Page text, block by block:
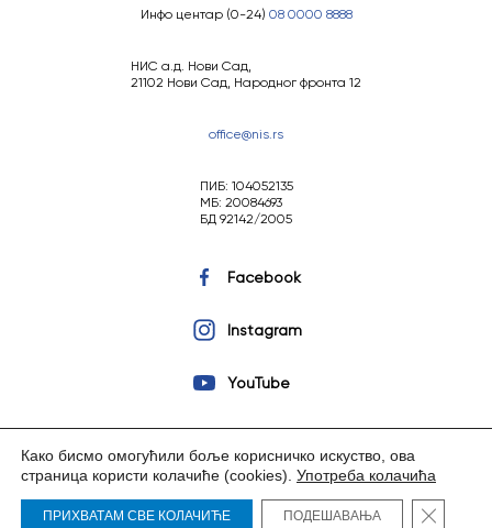
Инфо центар (0-24) 08 0000 8888
НИС а.д. Нови Сад,
21102 Нови Сад, Народног фронта 12
office@nis.rs
ПИБ: 104052135
МБ: 20084693
БД 92142/2005
Facebook
Instagram
YouTube
Copyright © 2023 НИС а.д. Нови Сад. Сва права задржана.
Како бисмо омогућили боље корисничко искуство, ова
страница користи колачиће (cookies). Употреба колачића
ПРИХВАТАМ СВЕ КОЛАЧИЋЕ ПОДЕШАВАЊА Close